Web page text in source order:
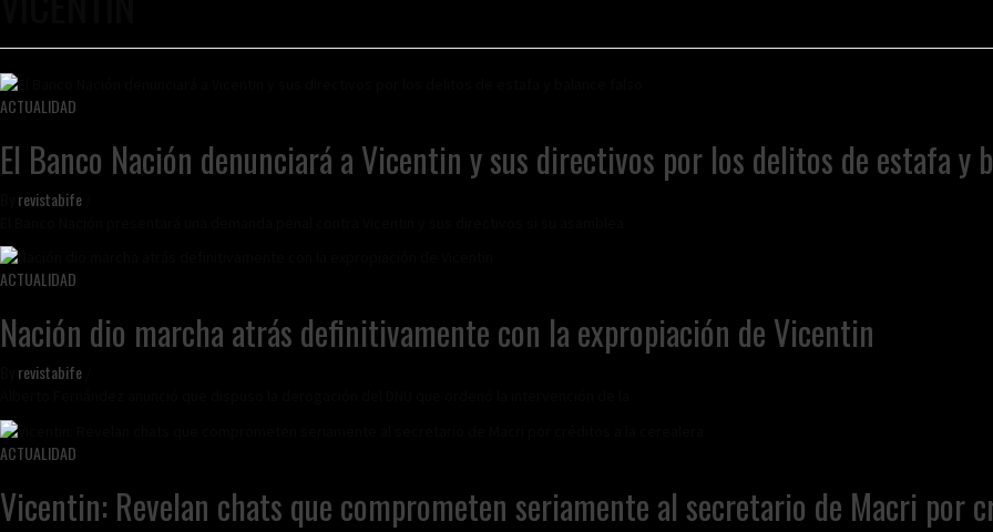
ACTUALIDAD
El Banco Nación denunciará a Vicentin y sus directivos por los delitos de estafa y
revistabife
ACTUALIDAD
Nación dio marcha atrás definitivamente con la expropiación de Vicentin
revistabife
ACTUALIDAD
Vicentin: Revelan chats que comprometen seriamente al secretario de Macri por